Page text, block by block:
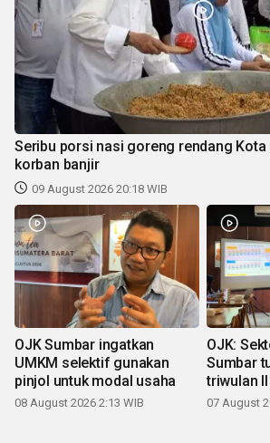
Seribu porsi nasi goreng rendang Kota
korban banjir
09 August 2026 20:18 WIB
OJK Sumbar ingatkan
UMKM selektif gunakan
pinjol untuk modal usaha
08 August 2026 2:13 WIB
OJK:
Sumbar
triwulan
07 August